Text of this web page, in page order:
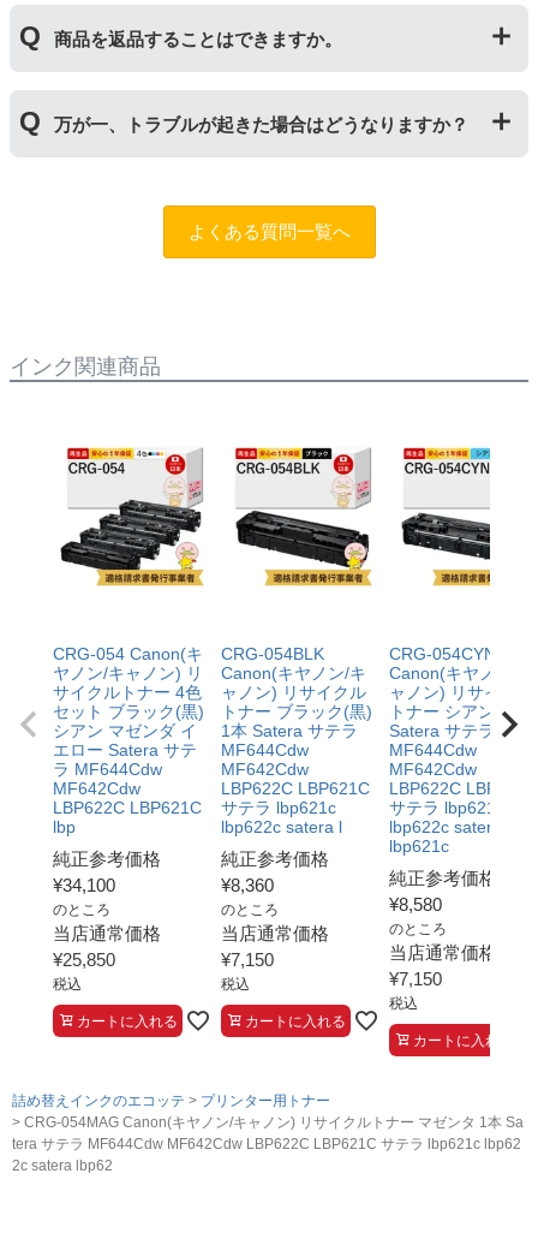
により使用できなくなった場合は、必ず分離してから新
しいものに交換してください。
サイクルトナー/ドラムに限り、レビューをご投稿いただ
くことで保証期間が2年に延長されます。
保証期間の2年以内に使い切るようお願いいたします。
商品を返品することはできますか。
用未開封の場合であっても対応することができません。
ご購入前に商品の型番などをよくご確認ください。な
ますので、お手数ですが当店までお問い合わせくださ
万が一、トラブルが起きた場合はどうなりますか？
問合フォーム
ふたつの保証」を設けておりますので、ご購入
よくある質問一覧へ
インク関連商品
CRG-054 Canon(キ
ヤノン/キャノン) リ
サイクルトナー 4色
セット ブラック(黒)
シアン マゼンダ イ
エロー Satera サテ
ラ MF644Cdw
MF642Cdw
LBP622C LBP621C
lbp
純正参考価格
¥34,100
のところ
当店通常価格
¥25,850
税込
カートに入れる
CRG-054BLK
Canon(キヤノン/キ
ャノン) リサイクル
トナー ブラック(黒)
1本 Satera サテラ
MF644Cdw
MF642Cdw
LBP622C LBP621C
サテラ lbp621c
lbp622c satera l
純正参考価格
¥8,360
のところ
当店通常価格
¥7,150
税込
カートに入れる
CRG-054CYN
Canon(キヤノン/キ
ャノン) リサイクル
トナー シアン 1本
Satera サテラ
MF644Cdw
MF642Cdw
LBP622C LBP621C
サテラ lbp621c
lbp622c satera
lbp621c
純正参考価格
¥8,580
のところ
当店通常価格
¥7,150
税込
カートに入れる
詰め替えインクのエコッテ
プリンター用トナー
CRG-054MAG Canon(キヤノン/キャノン) リサイクルトナー マゼンタ 1本 Sa
tera サテラ MF644Cdw MF642Cdw LBP622C LBP621C サテラ lbp621c lbp62
2c satera lbp62